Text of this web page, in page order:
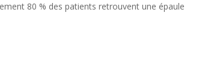
80 % des patients retrouvent une épaule